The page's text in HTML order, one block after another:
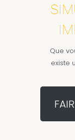
Que
existe